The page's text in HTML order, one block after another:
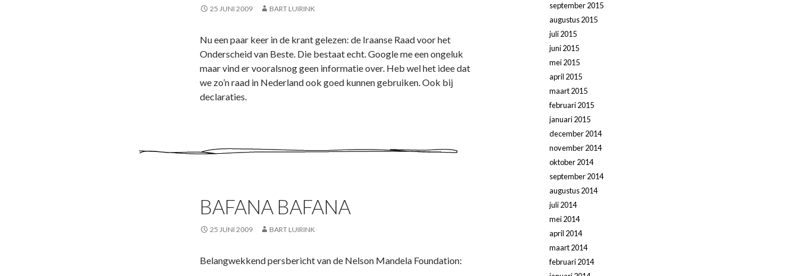
25 JUNI 2009 BART LUIRINK
Nu een paar keer in de krant gelezen: de Iraanse Raad voor het
Onderscheid van Beste. Die bestaat echt. Google me een ongeluk
maar vind er vooralsnog geen informatie over. Heb wel het idee dat
we zo’n raad in Nederland ook goed kunnen gebruiken. Ook bij
declaraties.
BAFANA BAFANA
25 JUNI 2009 BART LUIRINK
Belangwekkend persbericht van de Nelson Mandela Foundation:
september 2015
augustus 2015
juli 2015
juni 2015
mei 2015
april 2015
maart 2015
februari 2015
januari 2015
december 2014
november 2014
oktober 2014
september 2014
augustus 2014
juli 2014
mei 2014
april 2014
maart 2014
februari 2014